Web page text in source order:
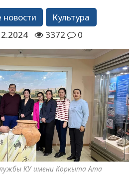
новости
Культура
3372 0
КУ имени Коркыта Ата